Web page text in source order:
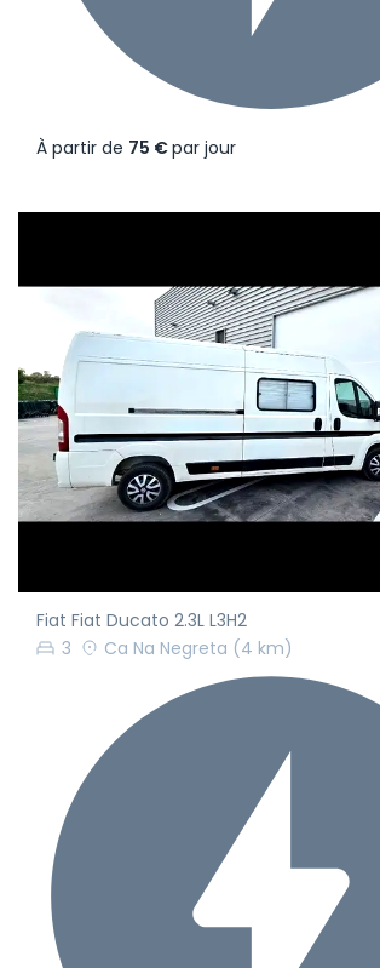
À partir de 75 €par jour
Fiat Fiat Ducato 2.3L L3H2
3
Ca Na Negreta (4 km)